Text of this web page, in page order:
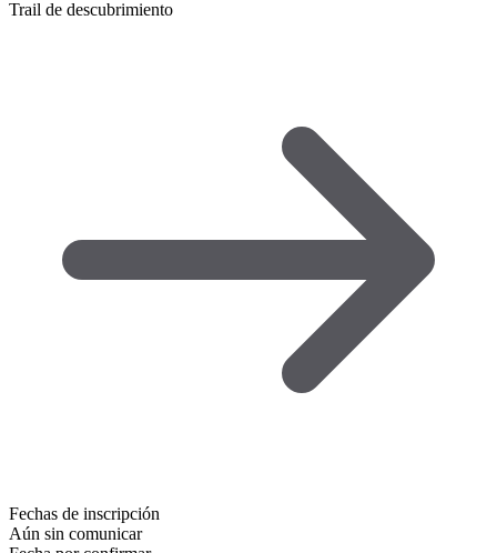
Trail de descubrimiento
Fechas de inscripción
Aún sin comunicar